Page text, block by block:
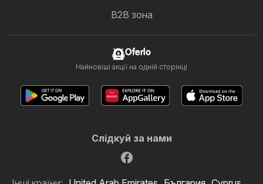
B2B зона
Oferlo
Найновіші акції на одній сторінці
Слідкуй за нами